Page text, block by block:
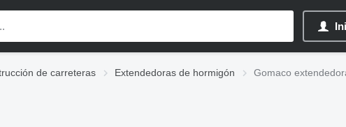
de carreteras Extendedoras de hormigón Gomaco